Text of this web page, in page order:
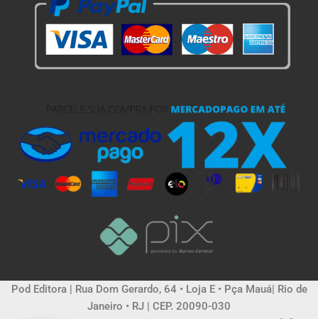
Pod Editora | Rua Dom Gerardo, 64 • Loja E • Pça Mauá| Rio de
Janeiro • RJ | CEP. 20090-030